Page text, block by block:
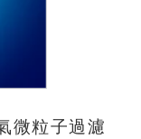
微粒子過濾